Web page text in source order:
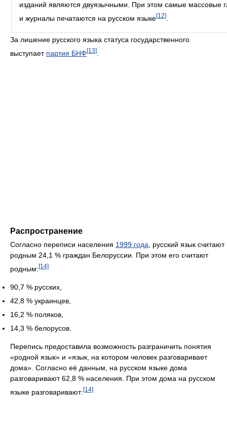
изданий являются двуязычными. При этом самые массовые
и журналы печатаются на русском языке[12]
За лишение русского языка статуса государственного
выступает партия БНФ[13]
Распространение
Согласно переписи населения 1999 года , русский язык считают
родным 24,1 % граждан Белоруссии. При этом его считают
родным: [14]
90,7 % русских,
42,8 % украинцев,
16,2 % поляков,
14,3 % белорусов.
Перепись предоставила возможность разграничить понятия
«родной язык» и «язык, на котором человек разговаривает
дома». Согласно её данным, на русском языке дома
разговаривают 62,8 % населения. При этом дома на русском
языке разговаривают:[14]